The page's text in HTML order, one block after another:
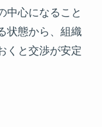
中心になること
状態から、組織
くと交渉が安定